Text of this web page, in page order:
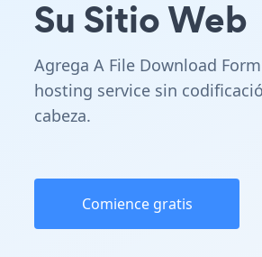
Su Sitio Web
Agrega A File Download
hosting service sin
cabeza.
Comience gratis